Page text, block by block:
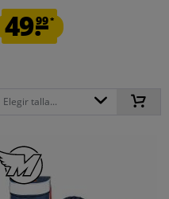
49.99*
Elegir talla...